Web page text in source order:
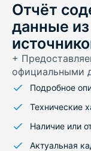
Отчёт
данные
+
официальными
Подробное
Технические
Наличие или
Актуальная